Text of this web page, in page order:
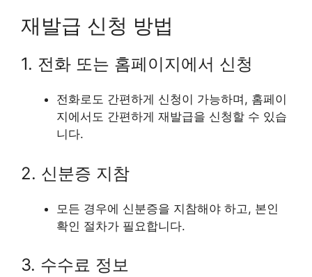
재발급 신청 방법
1. 전화 또는 홈페이지에서 신청
전화로도 간편하게 신청이 가능하며, 홈페이
지에서도 간편하게 재발급을 신청할 수 있습
니다.
2. 신분증 지참
모든 경우에 신분증을 지참해야 하고, 본인
확인 절차가 필요합니다.
3. 수수료 정보